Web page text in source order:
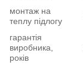
монтаж на
теплу підлогу
гарантія
виробника,
років